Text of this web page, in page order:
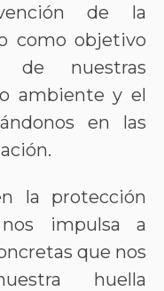
de la
como objetivo
de nuestras
ambiente y el
en las
la protección
impulsa a
que nos
huella